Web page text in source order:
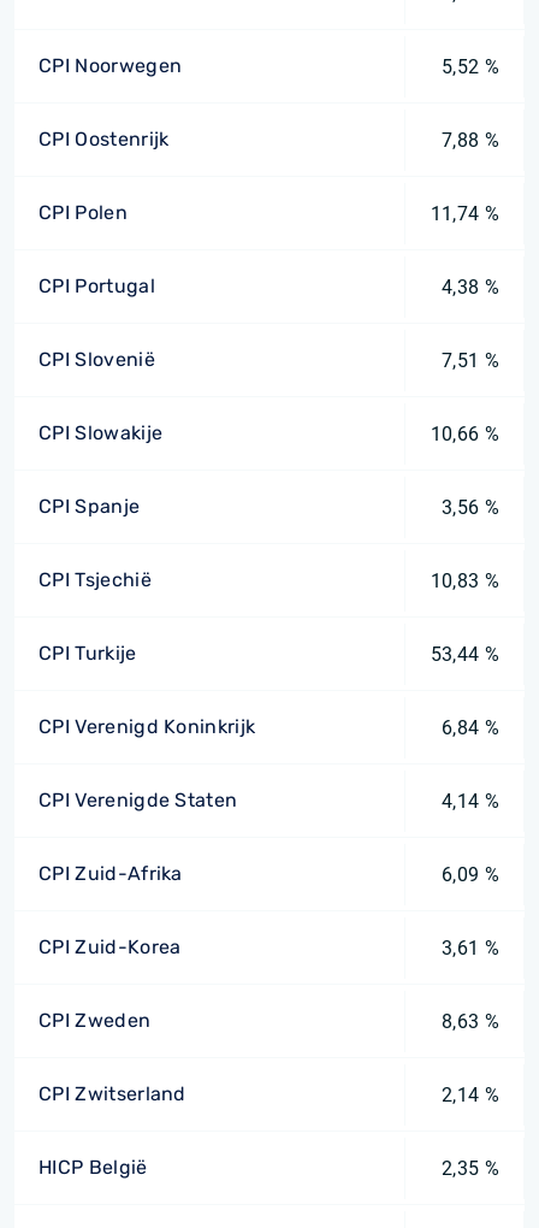
CPI Noorwegen 5,52 %
CPI Oostenrijk 7,88 %
CPI Polen 11,74 %
CPI Portugal 4,38 %
CPI Slovenië 7,51 %
CPI Slowakije 10,66 %
CPI Spanje 3,56 %
CPI Tsjechië 10,83 %
CPI Turkije 53,44 %
CPI Verenigd Koninkrijk 6,84 %
CPI Verenigde Staten 4,14 %
CPI Zuid-Afrika 6,09 %
CPI Zuid-Korea 3,61 %
CPI Zweden 8,63 %
CPI Zwitserland 2,14 %
HICP België 2,35 %